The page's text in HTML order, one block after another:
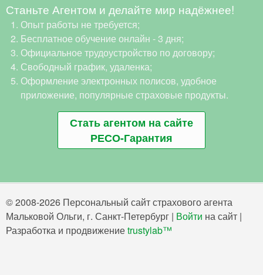
Станьте Агентом и делайте мир надёжнее!
Опыт работы не требуется;
Бесплатное обучение онлайн - 3 дня;
Официальное трудоустройство по договору;
Свободный график, удаленка;
Оформление электронных полисов, удобное
приложение, популярные страховые продукты.
Стать агентом на сайте
РЕСО-Гарантия
© 2008-2026 Персональный сайт страхового агента
Мальковой Ольги, г. Санкт-Петербург | Войти на сайт |
Разработка и продвижениеtrustylab™